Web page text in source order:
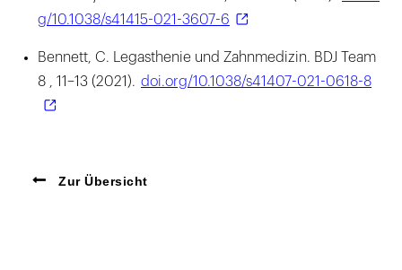
g/10.1038/s41415-021-3607-6
Bennett, C. Legasthenie und Zahnmedizin. BDJ Team
8 , 11–13 (2021). doi.org/10.1038/s41407-021-0618-8
Zur Übersicht